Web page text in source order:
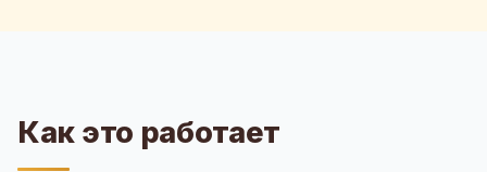
Как это работает